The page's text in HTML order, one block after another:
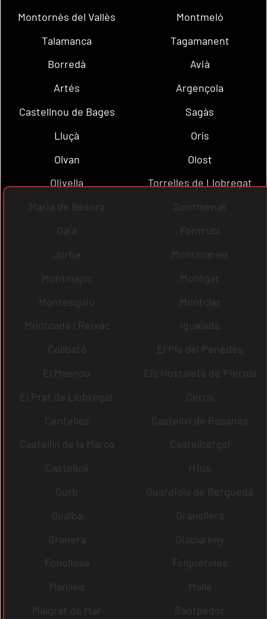
Montornès del Vallès
Montmeló
Talamanca
Tagamanent
Borredà
Avià
Artés
Argençola
Castellnou de Bages
Sagàs
Lluçà
Orís
Olvan
Olost
Olivella
Torrelles de Llobregat
Maria de Besora
Sentmenat
Gaià
Fontrubí
Jorba
Montmaneu
Montmajor
Montgat
Montesquiu
Montclar
Montcada i Reixac
Igualada
Collbató
El Pla del Penedès
El Masnou
Els Hostalets de Pierola
El Prat de Llobregat
Cercs
Centelles
Castellví de Rosanes
Castellví de la Marca
Castellterçol
Castellolí
rrius
Gurb
Guardiola de Berguedà
Gualba
Granollers
Granera
Gisclareny
Fonollosa
Folgueroles
Manlleu
Malla
Malgrat de Mar
Santpedor